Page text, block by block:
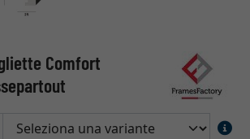
Comfort